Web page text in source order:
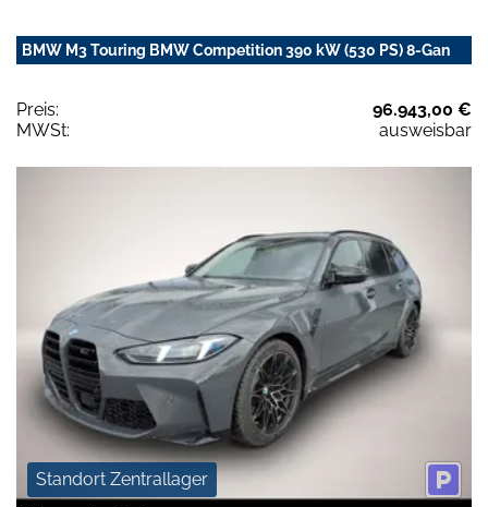
BMW M3 Touring BMW Competition 390 kW (530 PS) 8-Gan
Preis:
96.943,00 €
MWSt:
ausweisbar
Standort Zentrallager